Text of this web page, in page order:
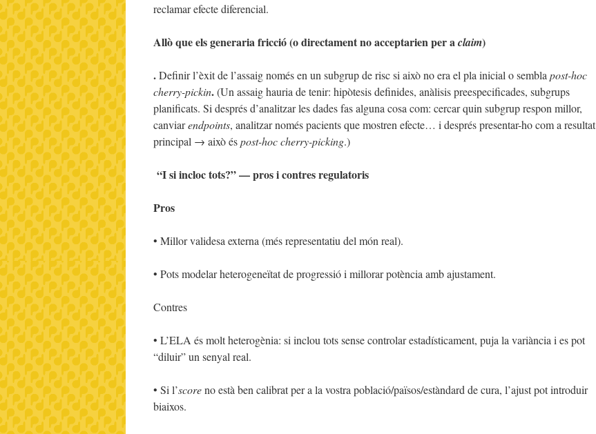
reclamar efecte diferencial.
Allò que els generaria fricció (o directament no acceptarien per aclaim)
.Definir l’èxit de l’assaig només en un subgrup de risc si això no era el pla inicial o sembla post-hoc
cherry-pickin.(Un assaig hauria de tenir: hipòtesis definides, anàlisis preespecificades, subgrups
planificats. Si després d’analitzar les dades fas alguna cosa com: cercar quin subgrup respon millor,
canviarendpoints, analitzar només pacients que mostren efecte… i després presentar-ho com a resultat
principal → això éspost-hoc cherry-picking.)
“I si incloc tots?” — pros i contres regulatoris
Pros
• Millor validesa externa (més representatiu del món real).
• Pots modelar heterogeneïtat de progressió i millorar potència amb ajustament.
Contres
• L’ELA és molt heterogènia: si inclou tots sense controlar estadísticament, puja la variància i es pot
“diluir” un senyal real.
• Si l’scoreno està ben calibrat per a la vostra població/països/estàndard de cura, l’ajust pot introduir
biaixos.